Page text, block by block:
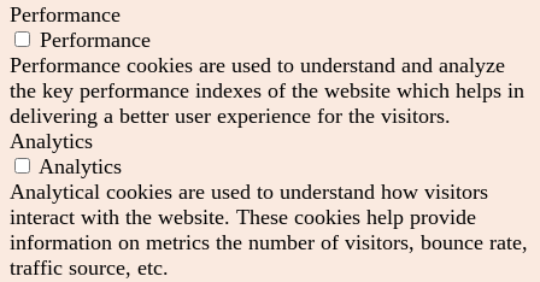
Performance
Performance
Performance cookies are used to understand and analyze
the key performance indexes of the website which helps in
delivering a better user experience for the visitors.
Analytics
Analytics
Analytical cookies are used to understand how visitors
interact with the website. These cookies help provide
information on metrics the number of visitors, bounce rate,
traffic source, etc.